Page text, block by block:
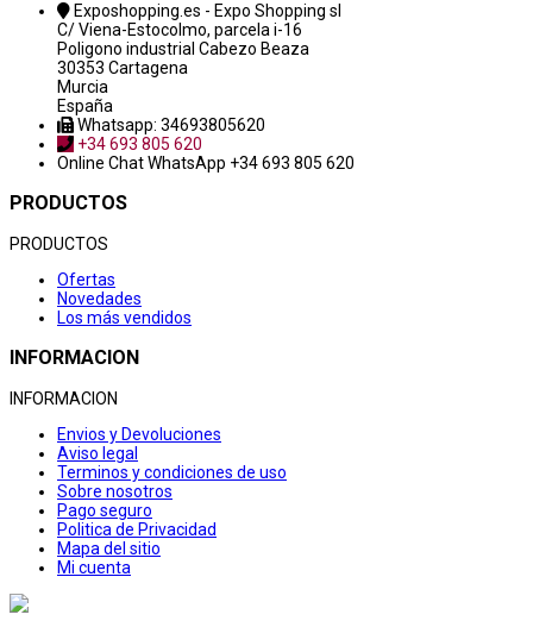
Exposhopping.es - Expo Shopping sl
C/ Viena-Estocolmo, parcela i-16
Poligono industrial Cabezo Beaza
30353 Cartagena
Murcia
España
Whatsapp: 34693805620
+34 693 805 620
Online ChatWhatsApp +34 693 805 620
PRODUCTOS
PRODUCTOS
Ofertas
Novedades
Los más vendidos
INFORMACION
INFORMACION
Envios y Devoluciones
Aviso legal
Terminos y condiciones de uso
Sobre nosotros
Pago seguro
Politica de Privacidad
Mapa del sitio
Mi cuenta